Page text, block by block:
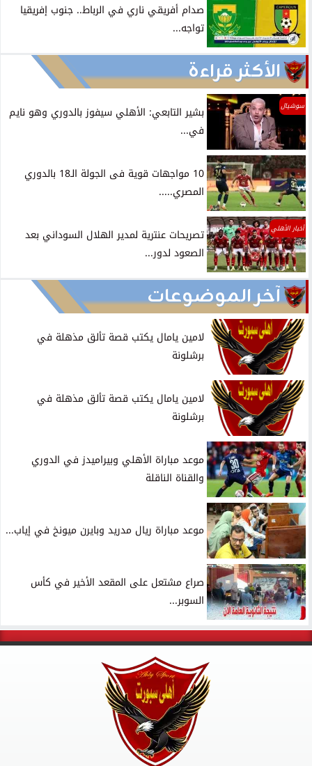
صدام أفريقي ناري في الرباط.. جنوب إفريقيا
تواجه...
الأكثر قراءة
سوشيال
بشير التابعي: الأهلي سيفوز بالدوري وهو نايم
في...
10 مواجهات قوية فى الجولة الـ18 بالدوري
المصري.....
أخبار الأهلي
تصريحات عنترية لمدير الهلال السوداني بعد
الصعود لدور...
آخر الموضوعات
لامين يامال يكتب قصة تألق مذهلة في
برشلونة
لامين يامال يكتب قصة تألق مذهلة في
برشلونة
موعد مباراة الأهلي وبيراميدز في الدوري
والقناة الناقلة
موعد مباراة ريال مدريد وبايرن ميونخ في إياب...
صراع مشتعل على المقعد الأخير في كأس
السوبر...